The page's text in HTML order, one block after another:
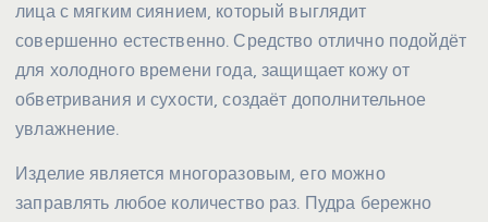
лица с мягким сиянием, который выглядит
совершенно естественно. Средство отлично подойдёт
для холодного времени года, защищает кожу от
обветривания и сухости, создаёт дополнительное
увлажнение.
Изделие является многоразовым, его можно
заправлять любое количество раз. Пудра бережно